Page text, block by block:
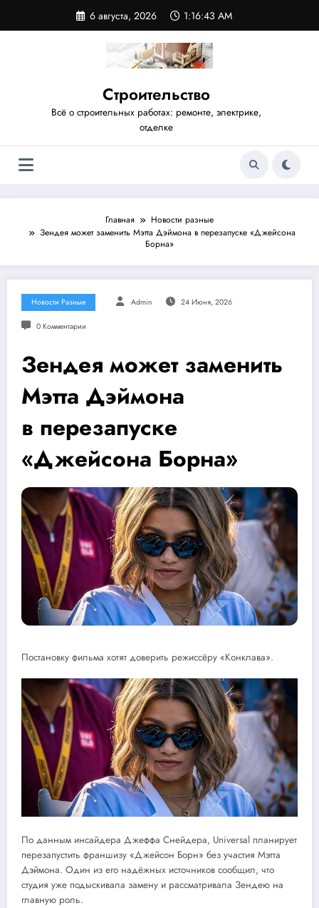
содержимому
6 августа, 2026 1:16:44 AM
Строительство
Всё о строительных работах: ремонте, электрике,
отделке
Главная
Новости разные
Зендея может заменить Мэтта Дэймона в перезапуске «Джейсона
Борна»
Новости Разные Admin 24 Июня, 2026
0 Комментарии
Зендея может заменить
Мэтта Дэймона
в перезапуске
«Джейсона Борна»
Постановку фильма хотят доверить режиссёру «Конклава».
По данным инсайдера Джеффа Снейдера, Universal планирует
перезапустить франшизу «Джейсон Борн» без участия Мэтта
Дэймона. Один из его надёжных источников сообщил, что
студия уже подыскивала замену и рассматривала Зендею на
главную роль.